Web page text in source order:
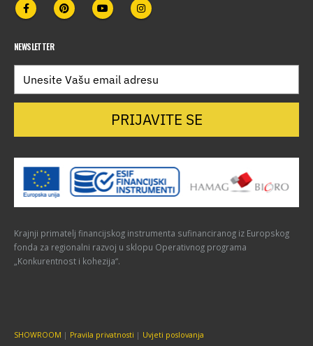
NEWSLETTER
PRIJAVITE SE
Krajnji primatelj financijskog instrumenta sufinanciranog iz Europskog
fonda za regionalni razvoj u sklopu Operativnog programa
„Konkurentnost i kohezija“.
SHOWROOM | Pravila privatnosti | Uvjeti poslovanja